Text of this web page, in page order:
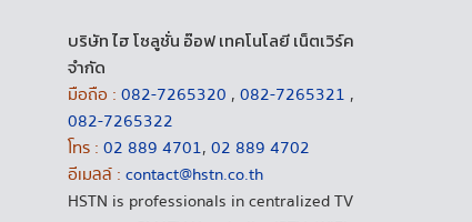
บริษัท ไฮ โซลูชั่น อ๊อฟ เทคโนโลยี เน็ตเวิร์ค
จำกัด
มือถือ : 082-7265320 , 082-7265321 ,
082-7265322
โทร : 02 889 4701, 02 889 4702
อีเมลล์ : contact@hstn.co.th
HSTN is professionals in centralized TV